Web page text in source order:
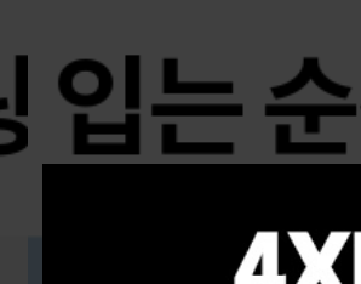
입는